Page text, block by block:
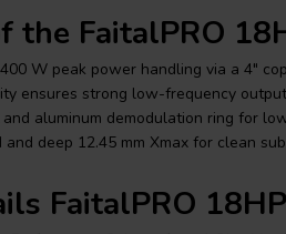
the FaitalPRO
W peak power handling via a 4"
ensures strong low-frequency
aluminum demodulation ring for
deep 12.45 mm Xmax for clean
FaitalPRO